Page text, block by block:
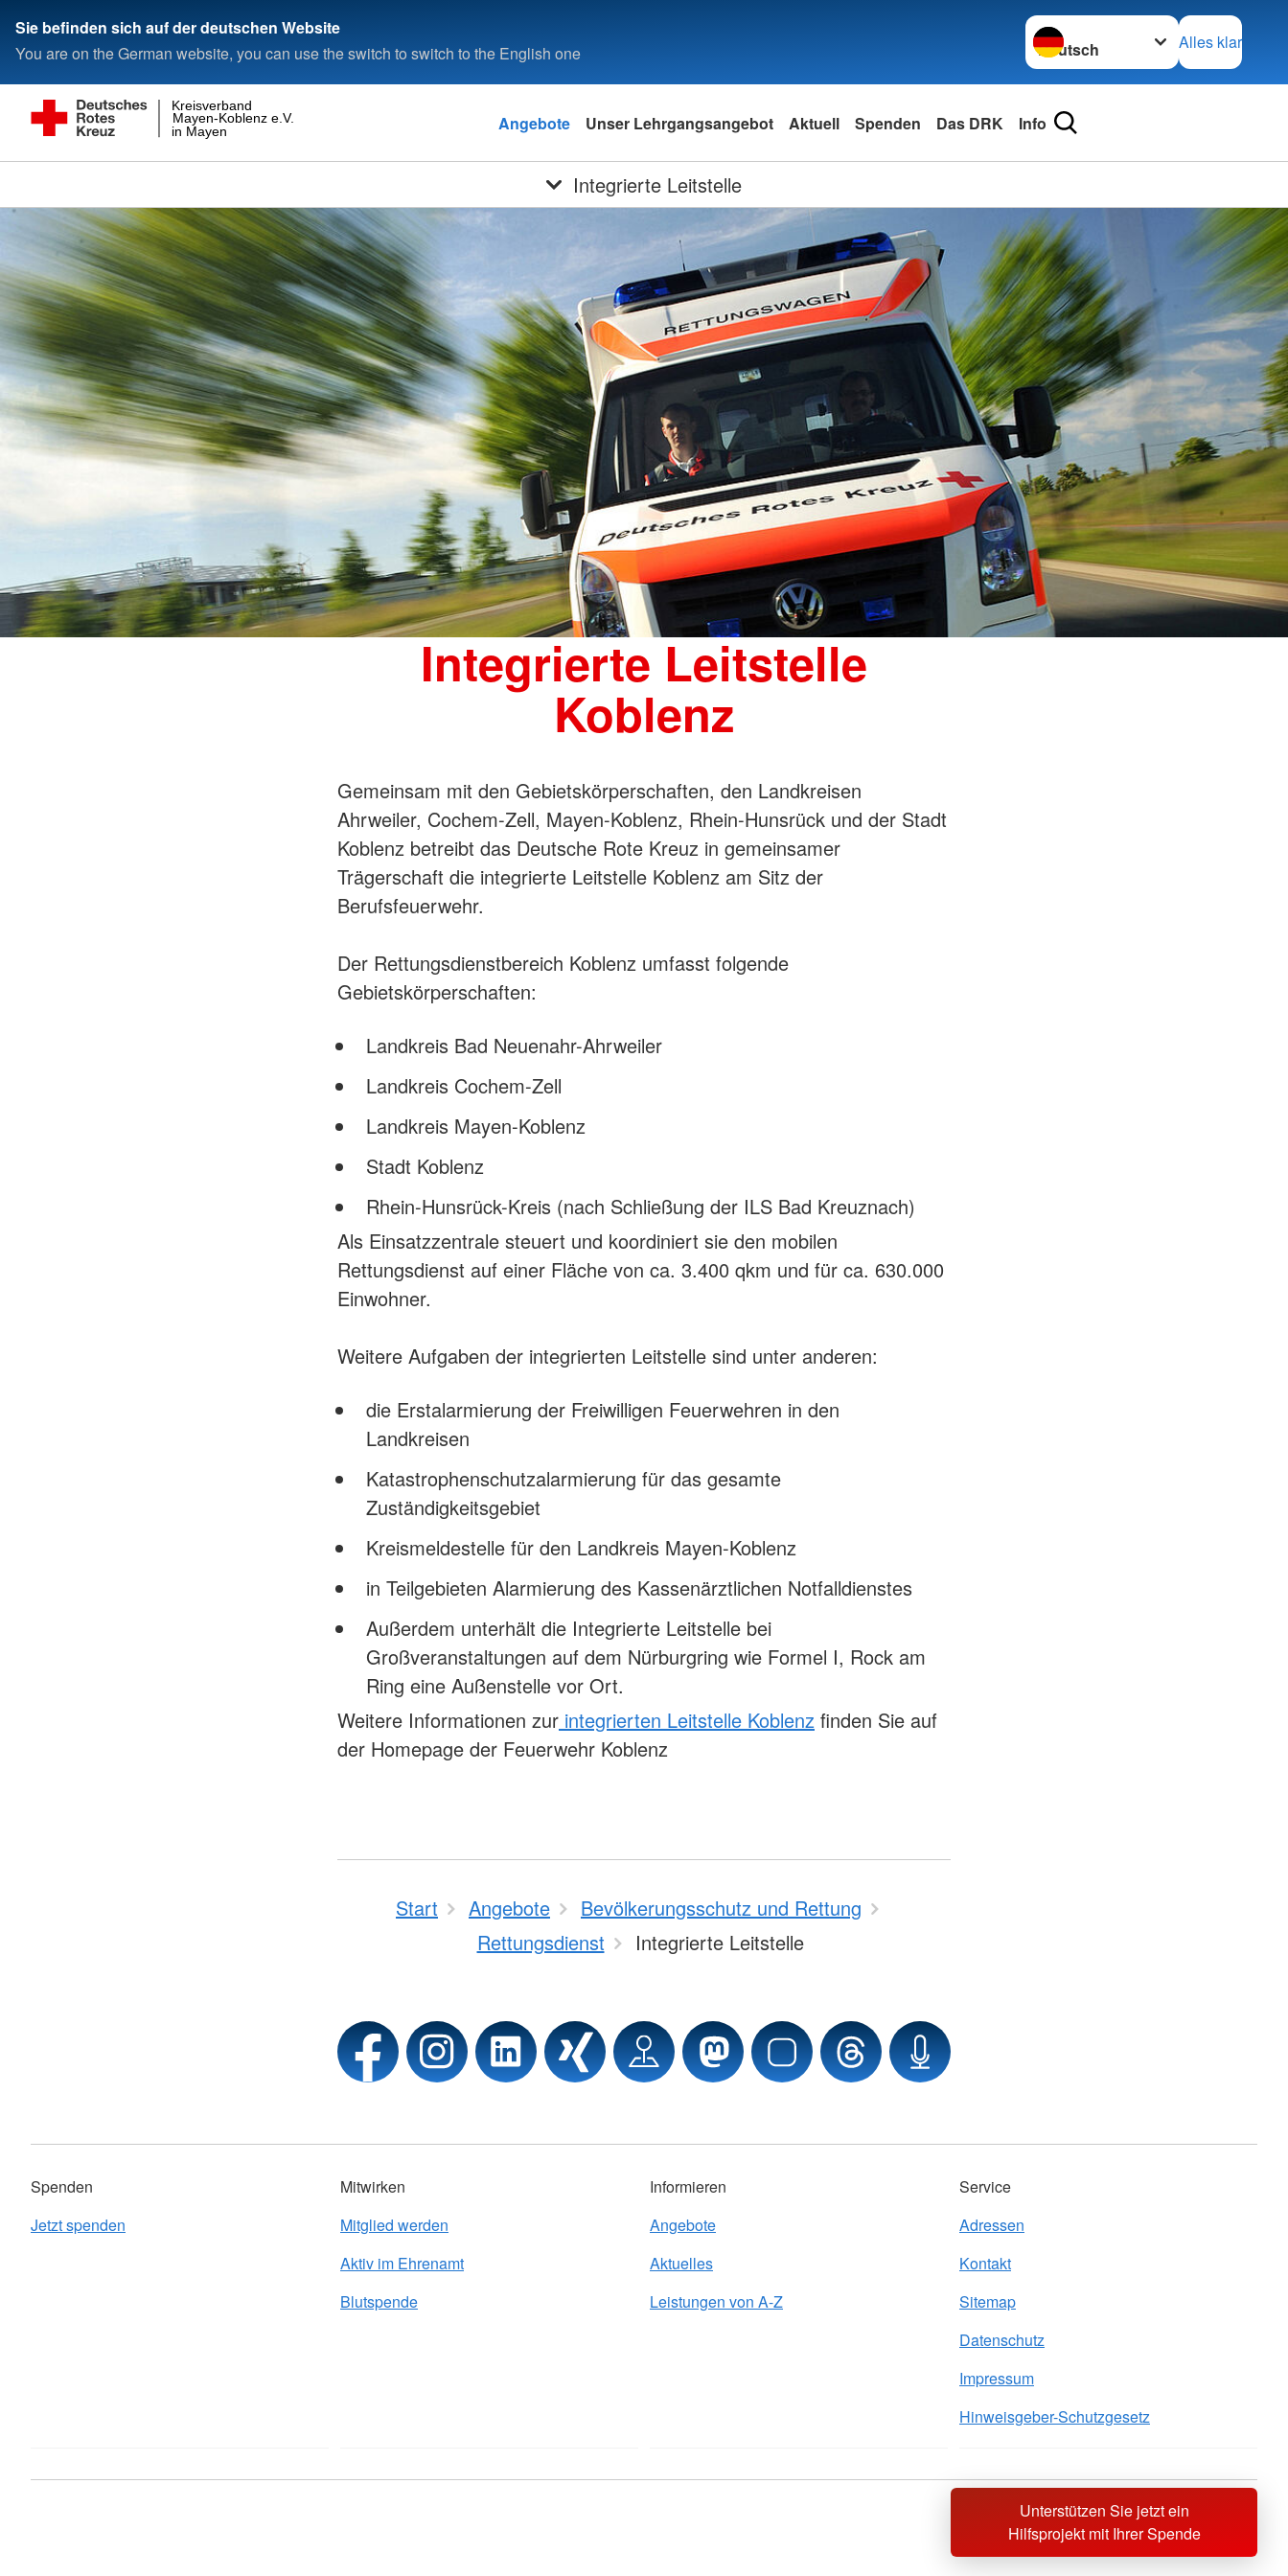
Sie befinden sich auf der deutschen Website
You are on the German website, you can use the switch to switch to the English one
Sprache wechseln zu
Alles klar
in Mayen
Mayen-Koblenz e.V.
Kreisverband
Angebote Unser Lehrgangsangebot Aktuell Spenden Das DRK Info
Integrierte Leitstelle
Integrierte Leitstelle
Koblenz
Gemeinsam mit den Gebietskörperschaften, den Landkreisen
Ahrweiler, Cochem-Zell, Mayen-Koblenz, Rhein-Hunsrück und der Stadt
Koblenz betreibt das Deutsche Rote Kreuz in gemeinsamer
Trägerschaft die integrierte Leitstelle Koblenz am Sitz der
Berufsfeuerwehr.
Der Rettungsdienstbereich Koblenz umfasst folgende
Gebietskörperschaften:
Landkreis Bad Neuenahr-Ahrweiler
Landkreis Cochem-Zell
Landkreis Mayen-Koblenz
Stadt Koblenz
Rhein-Hunsrück-Kreis (nach Schließung der ILS Bad Kreuznach)
Als Einsatzzentrale steuert und koordiniert sie den mobilen
Rettungsdienst auf einer Fläche von ca. 3.400 qkm und für ca. 630.000
Einwohner.
Weitere Aufgaben der integrierten Leitstelle sind unter anderen:
die Erstalarmierung der Freiwilligen Feuerwehren in den
Landkreisen
Katastrophenschutzalarmierung für das gesamte
Zuständigkeitsgebiet
Kreismeldestelle für den Landkreis Mayen-Koblenz
in Teilgebieten Alarmierung des Kassenärztlichen Notfalldienstes
Außerdem unterhält die Integrierte Leitstelle bei
Großveranstaltungen auf dem Nürburgring wie Formel I, Rock am
Ring eine Außenstelle vor Ort.
Weitere Informationen zur integrierten Leitstelle Koblenz finden Sie auf
der Homepage der Feuerwehr Koblenz
Unterstützen Sie jetzt ein
Hilfsprojekt mit Ihrer Spende
Start Angebote
Bevölkerungsschutz und Rettung
Rettungsdienst
Integrierte Leitstelle
Spenden
Jetzt spenden
Mitwirken
Mitglied werden
Aktiv im Ehrenamt
Blutspende
Informieren
Angebote
Aktuelles
Leistungen von A-Z
Service
Adressen
Kontakt
Sitemap
Datenschutz
Impressum
Hinweisgeber-Schutzgesetz
Sprache wechseln zu